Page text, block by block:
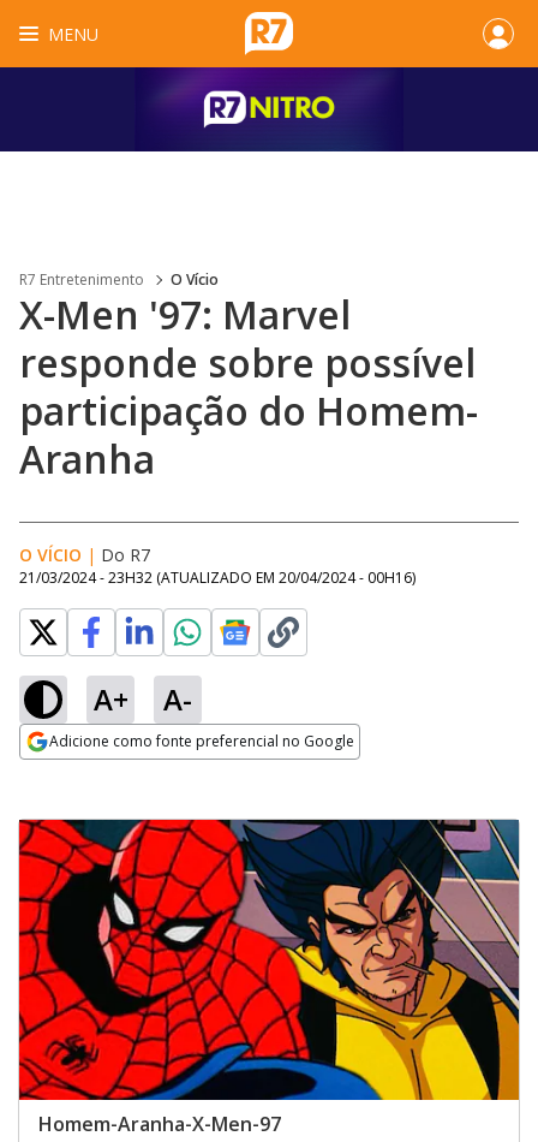
MENU
R7 Entretenimento O Vício
X-Men '97: Marvel
responde sobre possível
participação do Homem-
Aranha
O VÍCIO | Do R7
21/03/2024 - 23H32 (ATUALIZADO EM 20/04/2024 - 00H16)
A+ A-
Adicione como fonte preferencial no Google
Homem-Aranha-X-Men-97